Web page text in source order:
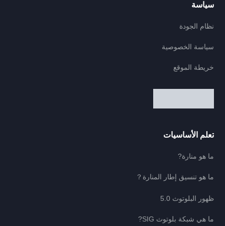
سياسة
نظام الجودة
سياسة الخصوصية
خريطة الموقع
تعلم الأساسيات
ما هو منارة?
ما هو تنسيق إطار المنارة？
ظهور البلوتوث 5.0
ما هي شبكة بلوتوث SIG?